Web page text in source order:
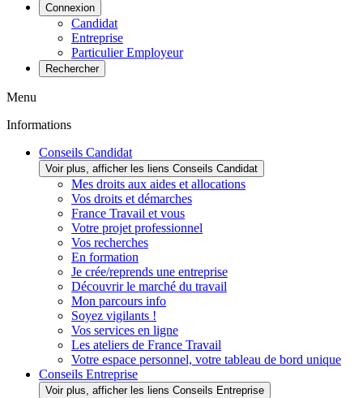
Connexion
Candidat
Entreprise
Particulier Employeur
Rechercher
Menu
Informations
Conseils Candidat
Voir plus, afficher les liens Conseils Candidat
Mes droits aux aides et allocations
Vos droits et démarches
France Travail et vous
Votre projet professionnel
Vos recherches
En formation
Je crée/reprends une entreprise
Découvrir le marché du travail
Mon parcours info
Soyez vigilants !
Vos services en ligne
Les ateliers de France Travail
Votre espace personnel, votre tableau de bord unique
Conseils Entreprise
Voir plus, afficher les liens Conseils Entreprise